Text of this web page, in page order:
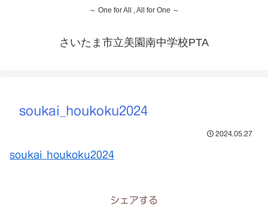
～ One for All , All for One ～
さいたま市立美園南中学校PTA
soukai_houkoku2024
2024.05.27
soukai_houkoku2024
シェアする